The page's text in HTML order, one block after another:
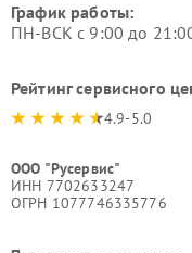
График работы:
ПН-ВСК с 9:00 до
Рейтинг сервисного
4.9-5.0
ООО "Русервис"
ИНН 7702633247
ОГРН 1077746335776